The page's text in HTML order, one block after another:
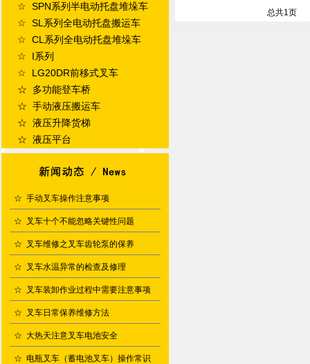
☆ SPN系列半电动托盘堆垛车
☆ SL系列全电动托盘搬运车
☆ CL系列全电动托盘堆垛车
☆ I系列
☆ LG20DR前移式叉车
☆ 多功能登车桥
☆ 手动液压搬运车
☆ 液压升降货梯
☆ 液压平台
☆ 手动叉车操作注意事项
☆ 叉车十个不能忽略关键性问题
☆ 叉车维修之叉车齿轮泵的保养
☆ 叉车水温异常的检查及修理
☆ 叉车装卸作业过程中需要注意事项
☆ 叉车日常保养维修方法
☆ 大热天注意叉车电池安全
☆ 电瓶叉车（蓄电池叉车）操作常识
总共1页